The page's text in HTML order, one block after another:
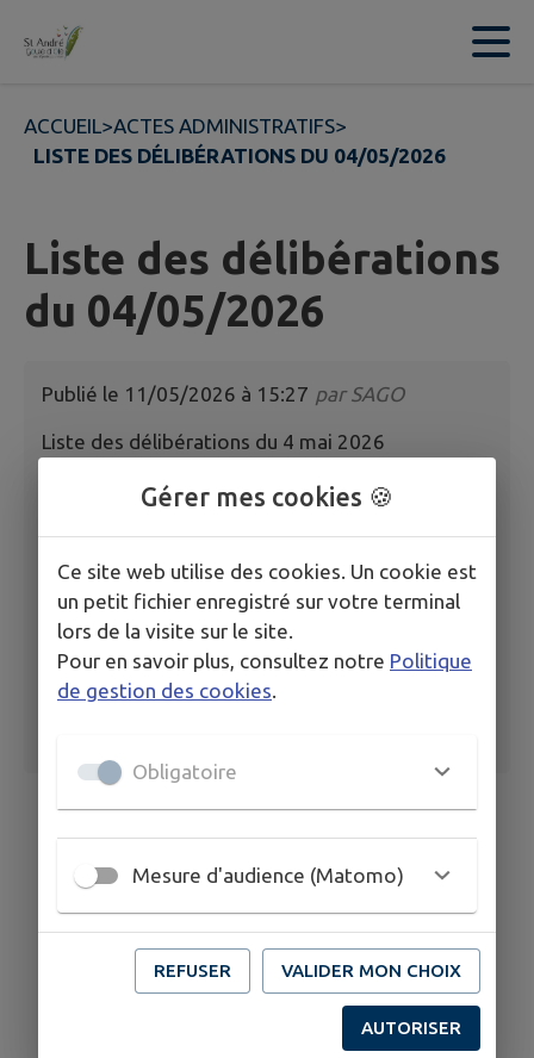
Contenu
ACCUEIL>ACTES ADMINISTRATIFS>
LISTE DES DÉLIBÉRATIONS DU 04/05/2026
Liste des délibérations
du 04/05/2026
Publié le 11/05/2026 à 15:27 parSAGO
Liste des délibérations du 4 mai 2026
Liste des délibérations du Conseil municipal
du 04/05/2026
Gérer mes cookies 🍪
Ce site web utilise des cookies. Un cookie est
un petit fichier enregistré sur votre terminal
lors de la visite sur le site.
Pour en savoir plus, consultez notre Politique
de gestion des cookies
Obligatoire
Mesure d'audience (Matomo)
REFUSER VALIDER MON CHOIX
AUTORISER